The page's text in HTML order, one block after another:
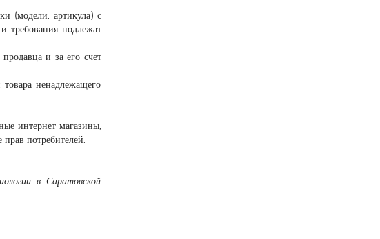
(модели, артикула) с
требования подлежат
и за его счет
ненадлежащего
интернет-магазины,
потребителей.
в Саратовской